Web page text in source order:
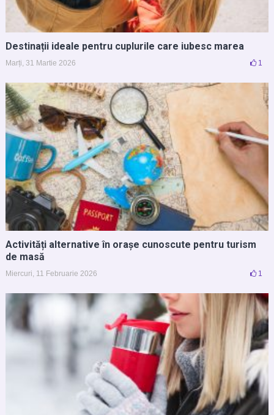
Destinații ideale pentru cuplurile care iubesc marea
Marți, 31 Martie 2026 1
Activități alternative în orașe cunoscute pentru turism
de masă
Miercuri, 11 Februarie 2026 1